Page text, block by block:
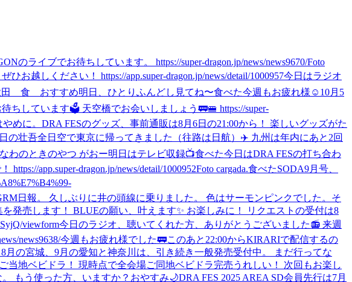
ライブでお待ちしています。 https://super-dragon.jp/news/news9670/Foto
お越しください！ https://app.super-dragon.jp/news/detail/1000957今日はラジオ
田 食 おすすめ明日、ひとりふんどし見てね〜食べた今週もお疲れ様☺️ 10月5
ちしています🗳️ 天空橋でお会いしましょう🚃🚝 https://super-
めに。 DRA FESのグッズ、事前通販は8月6日の21:00から！ 楽しいグッズがた
の壮吾全日空で東京に帰ってきました（往路は日航）✈️ 九州は年内にあと2回
わのときのやつ がおー明日はテレビ収録📺食べた今日はDRA FESの打ち合わ
app.super-dragon.jp/news/detail/1000952Foto cargada.食べたSODA9月号、
日報。 久しぶりに井の頭線に乗りました。 色はサーモンピンクでした。 そ
発売します！ BLUEの願い、叶えます✨ お楽しみに！ リクエストの受付は8
viewform今日のラジオ、聴いてくれた方、ありがとうございました📻 来週
news9638/今週もお疲れ様でした🚃このあと22:00からKIRARIで配信するの
月の宮城、9月の愛知と神奈川は、引き続き一般発売受付中。 まだ行ってな
当地ベビドラ！ 現時点で全会場ご同地ベビドラ完売うれしい！ 次回もお楽し
もう使った方、いますか？ おやすみ🌙DRA FES 2025 AREA SD会員先行は7月